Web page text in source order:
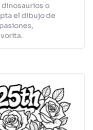
o
el dibujo de